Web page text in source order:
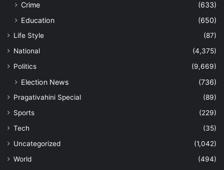
Crime
(633)
Education
(650)
Life Style
(87)
National
(4,375)
Politics
(9,669)
Election News (736)
Pragativahini Special
(89)
Sports
(229)
Tech
(35)
Uncategorized
(1,042)
World
(494)